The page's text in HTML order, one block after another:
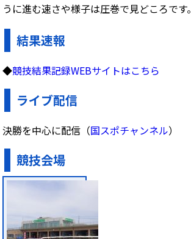
うに進む速さや様子は圧巻で見どころです。
結果速報
◆競技結果記録WEBサイトはこちら
ライブ配信
決勝を中心に配信（国スポチャンネル）
競技会場